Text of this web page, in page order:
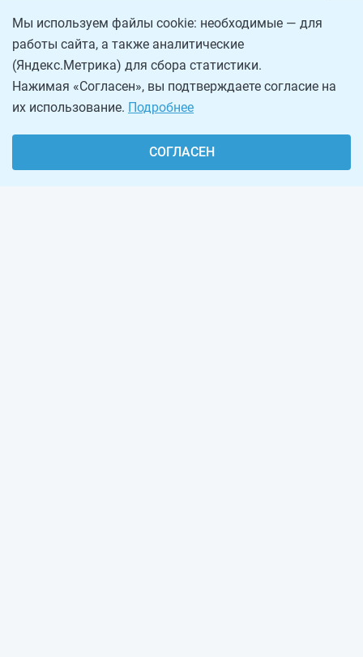
Мы используем файлы cookie: необходимые — для
работы сайта, а также аналитические
(Яндекс.Метрика) для сбора статистики.
Нажимая «Согласен», вы подтверждаете согласие на
их использование. Подробнее
СОГЛАСЕН